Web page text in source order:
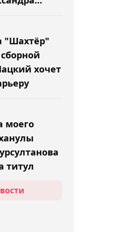
"Шахтёр"
хочет
моего
титул